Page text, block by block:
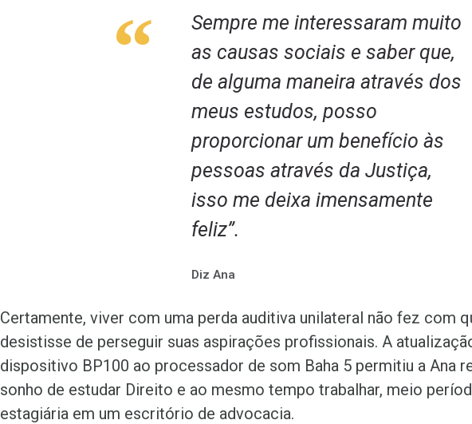
“
Sempre me interessaram muito
as causas sociais e saber que,
de alguma maneira através dos
meus estudos, posso
proporcionar um benefício às
pessoas através da Justiça,
isso me deixa imensamente
feliz”.
Diz Ana
Certamente, viver com uma perda auditiva unilateral não fez com
desistisse de perseguir suas aspirações profissionais. A
dispositivo BP100 ao processador de som Baha 5 permitiu a Ana
sonho de estudar Direito e ao mesmo tempo trabalhar, meio
estagiária em um escritório de advocacia.